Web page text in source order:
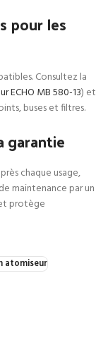
pour les
Consultez la
ECHO MB 580-13) et
buses et filtres.
garantie
chaque usage,
maintenance par un
protège
atomiseur